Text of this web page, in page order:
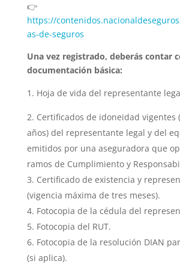
👉
https://
as-de-seguros
Una vez registrado, deberás contar
documentación básica:
Hoja de vida del representante
Certificados de idoneidad vigentes
años) del representante legal y del
emitidos por una aseguradora que
ramos de Cumplimiento y
Certificado de existencia y
(vigencia máxima de tres meses).
Fotocopia de la cédula del
Fotocopia del RUT.
Fotocopia de la resolución DIAN
(si aplica).